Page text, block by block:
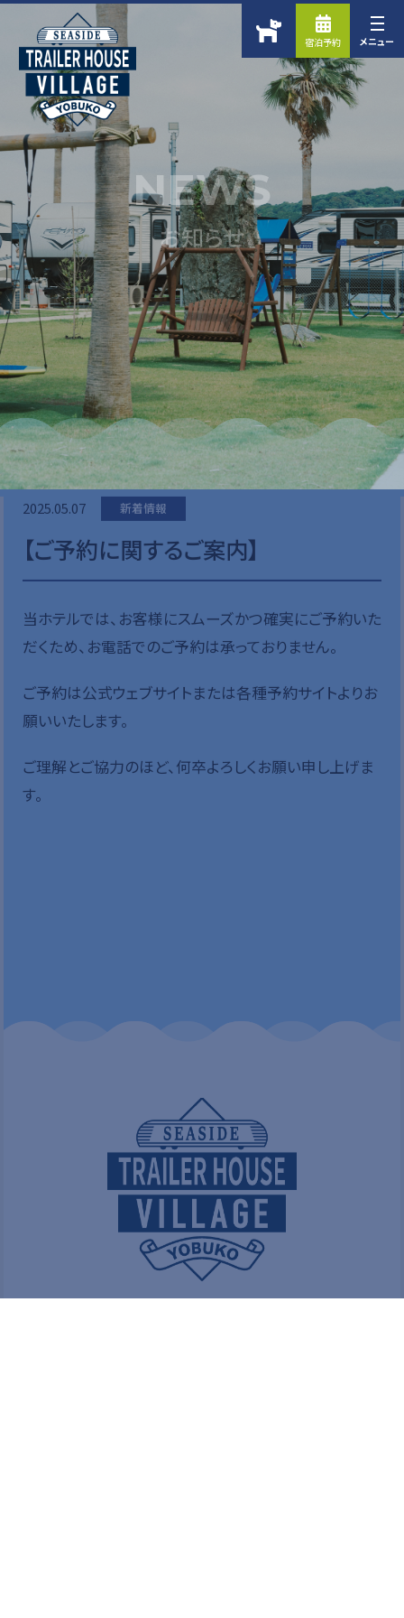
NEWS
お知らせ
2025.05.07 新着情報
【ご予約に関するご案内】
当ホテルでは、お客様にスムーズかつ確実にご予約いた
だくため、お電話でのご予約は承っておりません。
ご予約は公式ウェブサイトまたは各種予約サイトよりお
願いいたします。
ご理解とご協力のほど、何卒よろしくお願い申し上げま
す。